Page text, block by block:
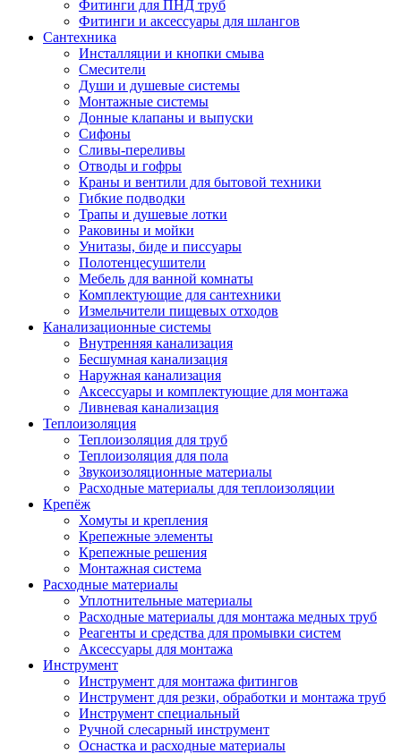
Фитинги для ПНД труб
Фитинги и аксессуары для шлангов
Сантехника
Инсталляции и кнопки смыва
Смесители
Души и душевые системы
Монтажные системы
Донные клапаны и выпуски
Сифоны
Сливы-переливы
Отводы и гофры
Краны и вентили для бытовой техники
Гибкие подводки
Трапы и душевые лотки
Раковины и мойки
Унитазы, биде и писсуары
Полотенцесушители
Мебель для ванной комнаты
Комплектующие для сантехники
Измельчители пищевых отходов
Канализационные системы
Внутренняя канализация
Бесшумная канализация
Наружная канализация
Аксессуары и комплектующие для монтажа
Ливневая канализация
Теплоизоляция
Теплоизоляция для труб
Теплоизоляция для пола
Звукоизоляционные материалы
Расходные материалы для теплоизоляции
Крепёж
Хомуты и крепления
Крепежные элементы
Крепежные решения
Монтажная система
Расходные материалы
Уплотнительные материалы
Расходные материалы для монтажа медных труб
Реагенты и средства для промывки систем
Аксессуары для монтажа
Инструмент
Инструмент для монтажа фитингов
Инструмент для резки, обработки и монтажа труб
Инструмент специальный
Ручной слесарный инструмент
Оснастка и расходные материалы